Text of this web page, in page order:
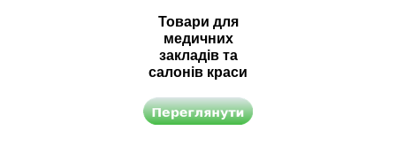
Товари для
медичних
закладів та
салонів краси